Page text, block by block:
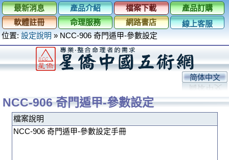
最新消息 產品介紹 檔案下載
產品訂購
軟體註冊
命理服務 網路書店
線上客服
位置: 設定說明 » NCC-906 奇門遁甲-參數設定
简体中文
NCC-906 奇門遁甲-參數設定
檔案說明
NCC-906 奇門遁甲-參數設定手冊